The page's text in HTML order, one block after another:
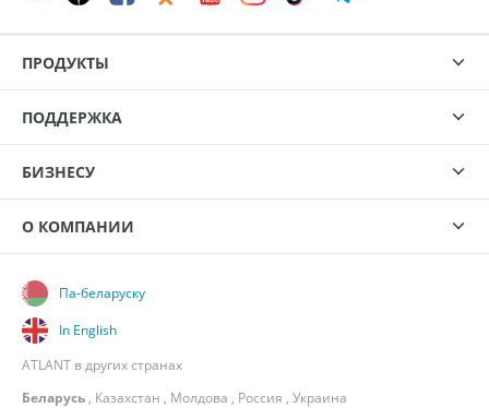
ПРОДУКТЫ
ПОДДЕРЖКА
БИЗНЕСУ
О КОМПАНИИ
Па-беларуску
In English
ATLANT в других странах
Беларусь , Казахстан , Молдова , Россия , Украина